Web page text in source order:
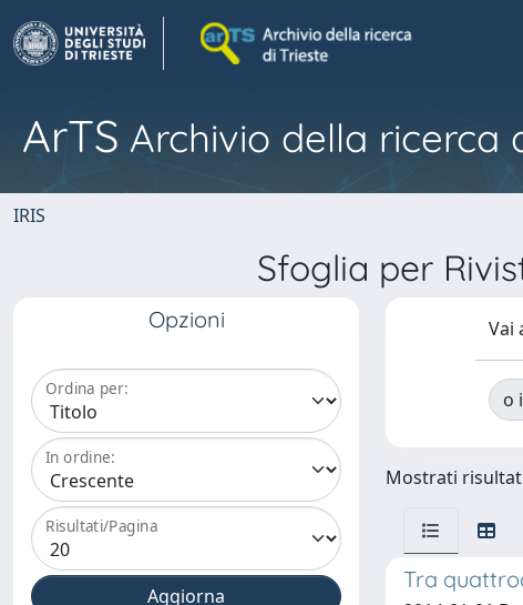
ArTS Archivio della ricerca
IRIS
Sfoglia per
Opzioni
Ordina per:
In ordine:
Risultati/Pagina
Vai
o
Mostrati
Tra